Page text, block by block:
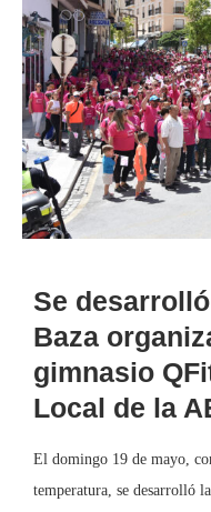
Se
Baza
gimnasio
Local de la
El domingo 19 de mayo,
temperatura, se desarrolló